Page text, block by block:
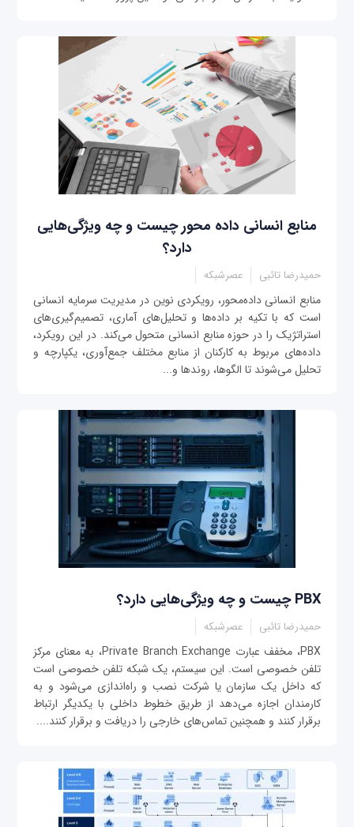
منابع انسانی داده محور چیست و چه ویژگی‌هایی
دارد؟
حمیدرضا تائبی عصرشبکه
منابع انسانی داده‌محور، رویکردی نوین در مدیریت سرمایه انسانی
است که با تکیه بر داده‌ها و تحلیل‌های آماری، تصمیم‌گیری‌های
استراتژیک را در حوزه منابع انسانی متحول می‌کند. در این رویکرد،
داده‌های مربوط به کارکنان از منابع مختلف جمع‌آوری، یکپارچه و
تحلیل می‌شوند تا الگوها، روندها و...
PBX چیست و چه ویژگی‌هایی دارد؟
حمیدرضا تائبی عصرشبکه
PBX، مخفف عبارت Private Branch Exchange، به معنای مرکز
تلفن خصوصی است. این سیستم، یک شبکه تلفن خصوصی است
که داخل یک سازمان یا شرکت نصب و راه‌اندازی می‌شود و به
کارمندان اجازه می‌دهد از طریق خطوط داخلی با یکدیگر ارتباط
برقرار کنند و همچنین تماس‌های خارجی را دریافت و برقرار کنند....